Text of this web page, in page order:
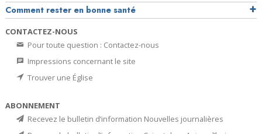
Comment rester en bonne santé
CONTACTEZ-NOUS
Pour toute question : Contactez-nous
Impressions concernant le site
Trouver une Église
ABONNEMENT
Recevez le bulletin d’information Nouvelles journalières